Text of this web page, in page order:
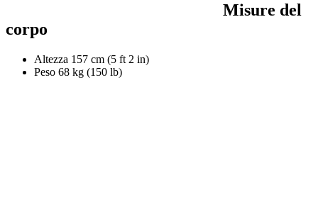
Misure del
corpo
Altezza 157 cm (5 ft 2 in)
Peso 68 kg (150 lb)